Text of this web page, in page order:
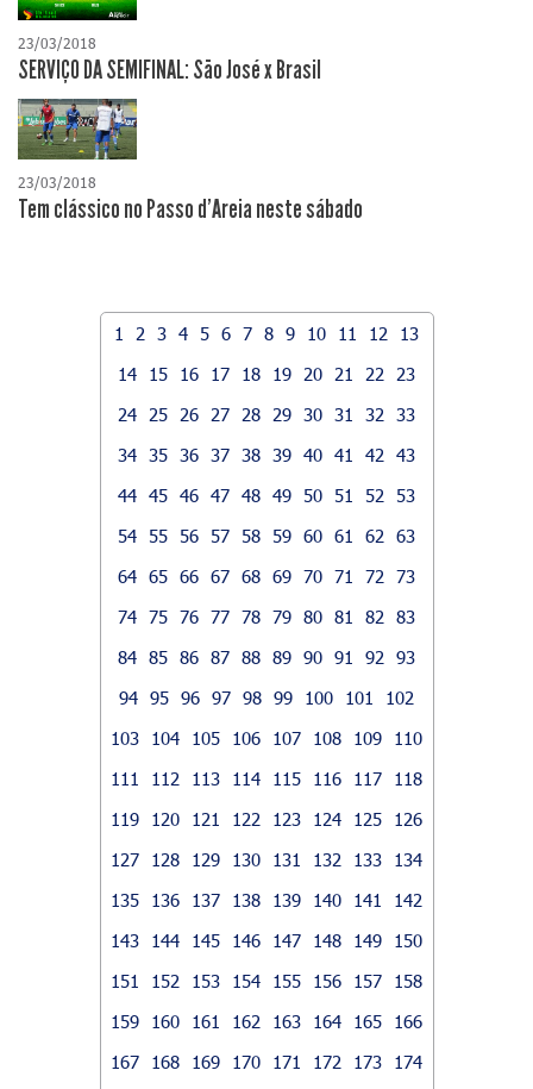
23/03/2018
SERVIÇO DA SEMIFINAL: São José x Brasil
23/03/2018
Tem clássico no Passo d'Areia neste sábado
1 2 3 4 5 6 7 8 9 10 11 12
13
14
15 16 17 18 19 20 21 22
23
24
25 26 27 28 29 30 31 32
33
34 35 36 37 38 39 40 41 42
43
44 45 46 47 48 49 50 51 52
53
54 55 56 57 58 59 60 61 62
63
64 65 66 67 68 69 70 71 72
73
74 75 76 77 78 79 80 81 82
83
84 85 86 87 88 89 90 91 92
93
94 95 96 97 98 99 100 101
102
103
104 105 106 107 108 109
110
111
112 113 114 115 116 117
118
119
120 121 122 123 124 125
126
127
128 129 130 131 132 133
134
135
136 137 138 139 140 141
142
143
144 145 146 147 148 149
150
151
152 153 154 155 156 157
158
159
160 161 162 163 164 165
166
167
168 169 170 171 172 173
174